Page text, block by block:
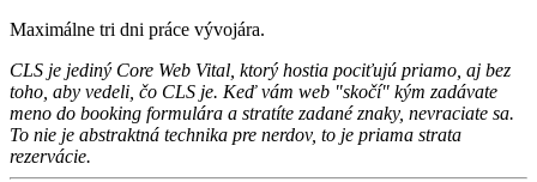
Maximálne tri dni práce vývojára.
CLS je jediný Core Web Vital, ktorý hostia pociťujú priamo, aj bez
toho, aby vedeli, čo CLS je. Keď vám web "skočí" kým zadávate
meno do booking formulára a stratíte zadané znaky, nevraciate sa.
To nie je abstraktná technika pre nerdov, to je priama strata
rezervácie.